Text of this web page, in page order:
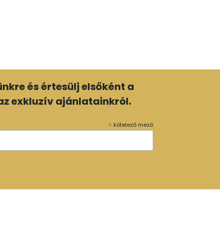
és értesülj elsőként a
exkluzív ajánlatainkról.
* kötelező mező